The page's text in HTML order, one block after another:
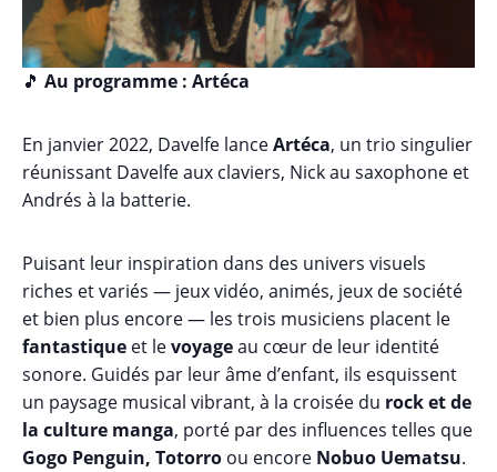
🎵 Au programme : Artéca
En janvier 2022, Davelfe lanceArtéca, un trio singulier
réunissant Davelfe aux claviers, Nick au saxophone et
Andrés à la batterie.
Puisant leur inspiration dans des univers visuels
riches et variés — jeux vidéo, animés, jeux de société
et bien plus encore — les trois musiciens placent le
fantastique et levoyageau cœur de leur identité
sonore. Guidés par leur âme d’enfant, ils esquissent
un paysage musical vibrant, à la croisée du rock et de
la culture manga, porté par des influences telles que
Gogo Penguin, Totorro ou encore Nobuo Uematsu.